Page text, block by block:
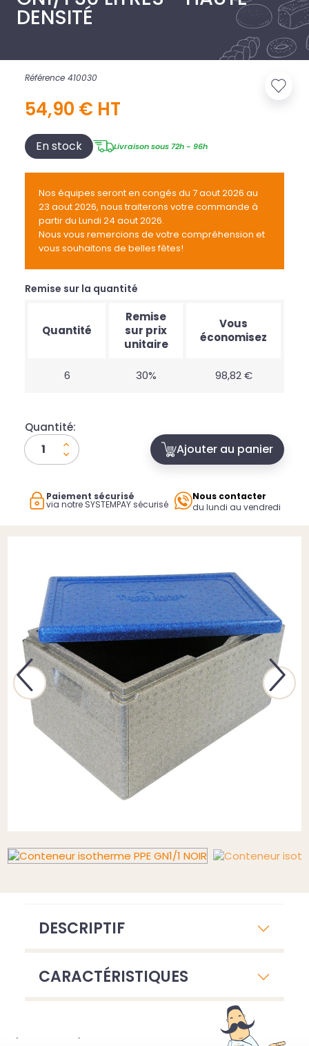
DENSITÉ
Référence 410030
54,90 € HT
En stock Livraison sous 72h - 96h
Nos équipes seront en congés du 7 aout 2026 au
23 aout 2026, nous traiterons votre commande à
partir du Lundi 24 aout 2026.
Nous vous remercions de votre compréhension et
vous souhaitons de belles fêtes!
Remise sur la quantité
Quantité
Remise
sur prix
unitaire
Vous
économisez
6 30% 98,82 €
Quantité:
Ajouter au panier
Paiement sécurisé
via notre SYSTEMPAY sécurisé
Nous contacter
du lundi au vendredi
Previous Next
DESCRIPTIF
CARACTÉRISTIQUES